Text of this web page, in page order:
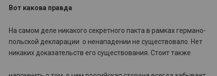
Вот какова правда
На самом деле никакого секретного пакта в рамках германо-
польской декларации о ненападении не существовало. Нет
никаких доказательств его существования. Стоит также